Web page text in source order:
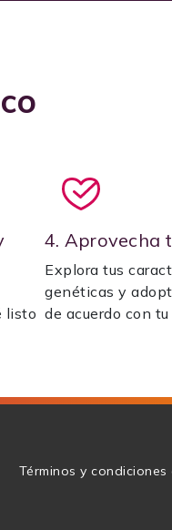
listo
4. Aprovecha
Explora tus
genéticas y
de acuerdo con tu
Términos y